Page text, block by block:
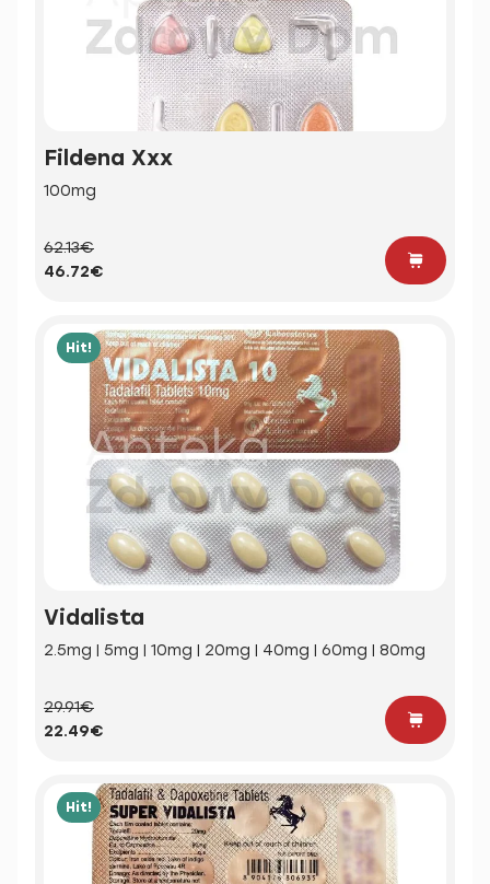
Fildena Xxx
100mg
62.13€
46.72€
Hit!
Vidalista
2.5mg | 5mg | 10mg | 20mg | 40mg | 60mg | 80mg
29.91€
22.49€
Hit!